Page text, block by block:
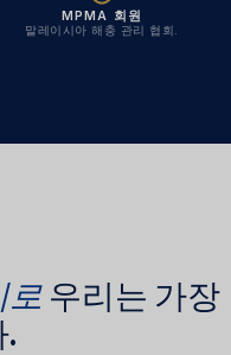
MPMA 회원
말레이시아 해충 관리 협회.
로우리는 가장